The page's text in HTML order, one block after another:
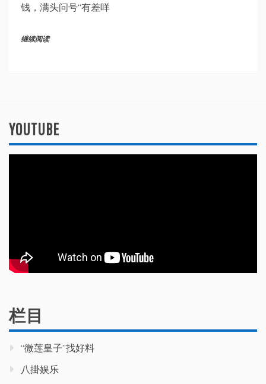
钱，满头问号“有差咩
继续阅读
YOUTUBE
栏目
“微莲皇子”找好料
八掛娱乐